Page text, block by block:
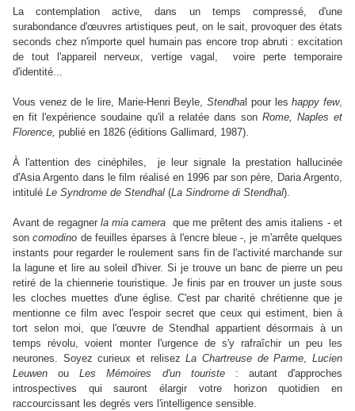
La contemplation active, dans un temps compressé, d'une
surabondance d'œuvres artistiques peut, on le sait, provoquer des états
seconds chez n'importe quel humain pas encore trop abruti : excitation
de tout l'appareil nerveux, vertige vagal, voire perte temporaire
d'identité...
Vous venez de le lire, Marie-Henri Beyle,Stendha l pour leshappy few,
en fit l'expérience soudaine qu'il a relatée dans sonRome, Naples et
Florence, publié en 1826 (éditions Gallimard, 1987).
À l'attention des cinéphiles, je leur signale la prestation hallucinée
d'Asia Argento dans le film réalisé en 1996 par son père, Daria Argento,
intitulé Le Syndrome de Stendhal (La Sindrome di Stendhal).
Avant de regagner la mia camera que me prêtent des amis italiens - et
soncomodino de feuilles éparses à l'encre bleue -, je m'arrête quelques
instants pour regarder le roulement sans fin de l'activité marchande sur
la lagune et lire au soleil d'hiver. Si je trouve un banc de pierre un peu
retiré de la chiennerie touristique. Je finis par en trouver un juste sous
les cloches muettes d'une église. C'est par charité chrétienne que je
mentionne ce film avec l'espoir secret que ceux qui estiment, bien à
tort selon moi, que l'œuvre de Stendhal appartient désormais à un
temps révolu, voient monter l'urgence de s'y rafraîchir un peu les
neurones. Soyez curieux et relisezLa Chartreuse de Parme,Lucien
Leuwen ouLes Mémoires d'un touriste: autant d'approches
introspectives qui sauront élargir votre horizon quotidien en
raccourcissant les degrés vers l'intelligence sensible.